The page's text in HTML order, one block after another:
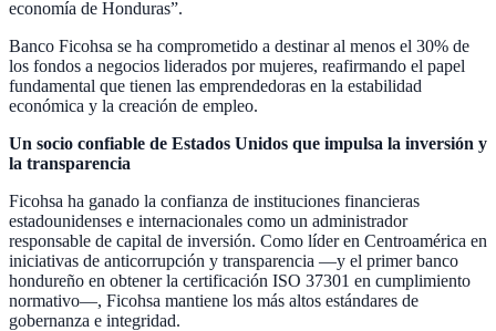
economía de Honduras”.
Banco Ficohsa se ha comprometido a destinar al menos el 30% de
los fondos a negocios liderados por mujeres, reafirmando el papel
fundamental que tienen las emprendedoras en la estabilidad
económica y la creación de empleo.
Un socio confiable de Estados Unidos que impulsa la inversión y
la transparencia
Ficohsa ha ganado la confianza de instituciones financieras
estadounidenses e internacionales como un administrador
responsable de capital de inversión. Como líder en Centroamérica en
iniciativas de anticorrupción y transparencia —y el primer banco
hondureño en obtener la certificación ISO 37301 en cumplimiento
normativo—, Ficohsa mantiene los más altos estándares de
gobernanza e integridad.